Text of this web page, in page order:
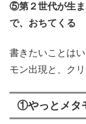
⑤第２世代が生ま
で、おちてくる
書きたいことは
モン出現と、ク
①やっとメタ